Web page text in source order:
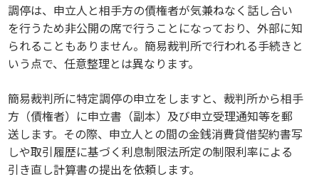
調停は、申立人と相手方の債権者が気兼ねなく話し合い
を行うため非公開の席で行うことになっており、外部に知
られることもありません。簡易裁判所で行われる手続きと
いう点で、任意整理とは異なります。
簡易裁判所に特定調停の申立をしますと、裁判所から相手
方（債権者）に申立書（副本）及び申立受理通知等を郵
送します。その際、申立人との間の金銭消費貸借契約書写
しや取引履歴に基づく利息制限法所定の制限利率による
引き直し計算書の提出を依頼します。